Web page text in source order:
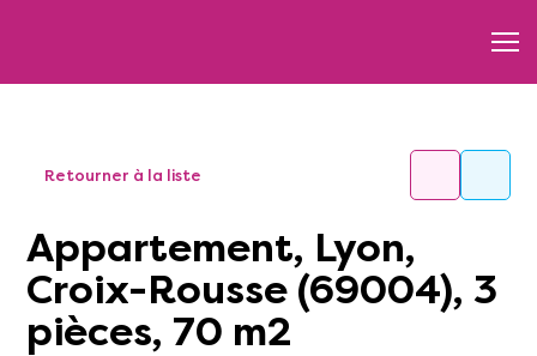
Retourner à la liste
Appartement, Lyon,
Croix-Rousse (69004), 3
pièces, 70 m2